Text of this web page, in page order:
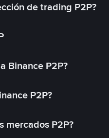
de trading P2P?
Binance P2P?
P2P?
mercados P2P?